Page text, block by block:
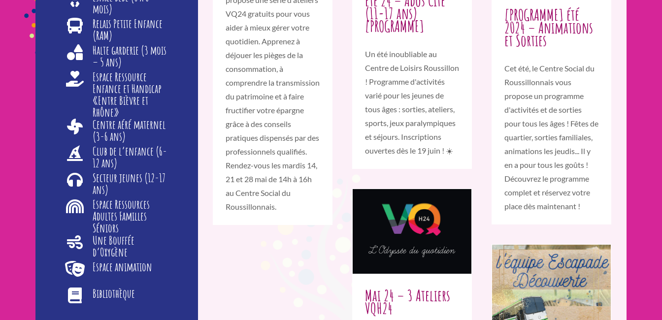
mois)
Relais Petite Enfance
(RAM)
Halte garderie (3 mois
– 5 ans)
Espace Ressource
Enfance et Handicap
«Entre Bièvre et
Rhône»
Centre aéré maternel
(3-6 ans)
Club de l’enfance (6-
12 ans)
Secteur jeunes (12-17
ans)
Espace Ressources
Adultes Familles
Séniors
Une Bouffée
d’Oxygène
Espace animation
Bibliothèque
VQ24 gratuits pour vous
aider à mieux gérer votre
quotidien. Apprenez à
déjouer les pièges de la
consommation, à
comprendre la transmission
du patrimoine et à faire
fructifier votre épargne
grâce à des conseils
pratiques dispensés par des
professionnels qualifiés.
Rendez-vous les mardis 14,
21 et 28 mai de 14h à 16h
au Centre Social du
Roussillonnais.
(11-17 ans)
[PROGRAMME]
Un été inoubliable au
Centre de Loisirs Roussillon
! Programme d'activités
varié pour les jeunes de
tous âges : sorties, ateliers,
sports, jeux paralympiques
et séjours. Inscriptions
ouvertes dès le 19 juin ! ☀️
[PROGRAMME] été
2024 – Animations
et Sorties
Cet été, le Centre Social du
Roussillonnais vous
propose un programme
d'activités et de sorties
pour tous les âges ! Fêtes de
quartier, sorties familiales,
animations les jeudis... Il y
en a pour tous les goûts !
Découvrez le programme
complet et réservez votre
place dès maintenant !
Mai 24 – 3 Ateliers
VQH24